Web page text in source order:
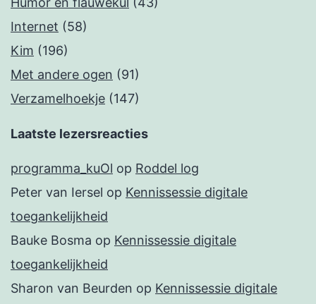
Internet (58)
Kim (196)
Met andere ogen (91)
Verzamelhoekje (147)
Laatste lezersreacties
programma_kuOl op Roddel log
Peter van Iersel op Kennissessie digitale
toegankelijkheid
Bauke Bosma op Kennissessie digitale
toegankelijkheid
Sharon van Beurden op Kennissessie digitale